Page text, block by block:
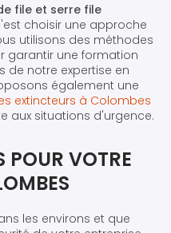
file et serre file
c'est choisir une approche
utilisons des méthodes
garantir une formation
de notre expertise en
également une
extincteurs à Colombes
aux situations d'urgence.
VOTRE
les environs et que